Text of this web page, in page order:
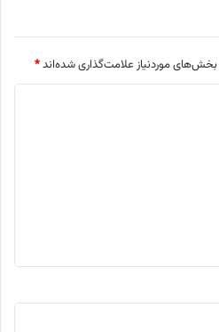
بخش‌های موردنیاز علامت‌گذاری شده‌اند*